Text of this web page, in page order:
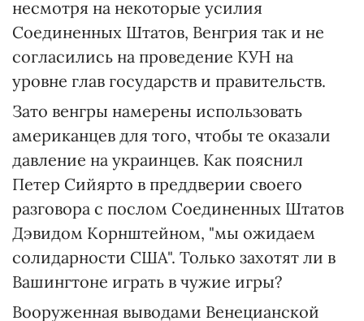
несмотря на некоторые усилия
Соединенных Штатов, Венгрия так и не
согласились на проведение КУН на
уровне глав государств и правительств.
Зато венгры намерены использовать
американцев для того, чтобы те оказали
давление на украинцев. Как пояснил
Петер Сийярто в преддверии своего
разговора с послом Соединенных Штатов
Дэвидом Корнштейном, "мы ожидаем
солидарности США". Только захотят ли в
Вашингтоне играть в чужие игры?
Вооруженная выводами Венецианской